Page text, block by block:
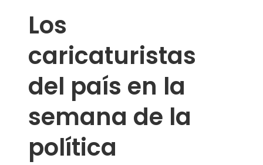
Los
caricaturistas
del país en la
semana de la
política